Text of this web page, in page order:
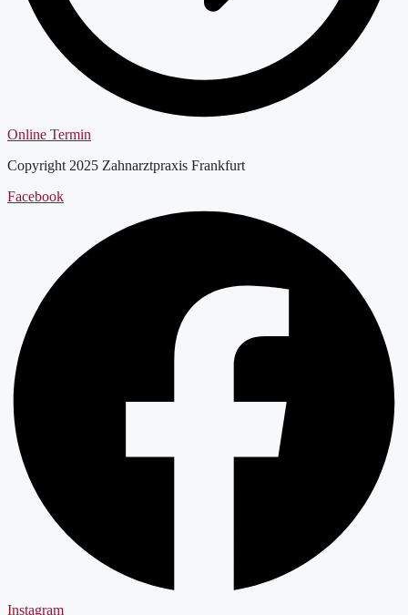
Online Termin
Copyright 2025 Zahnarztpraxis Frankfurt
Facebook
Instagram